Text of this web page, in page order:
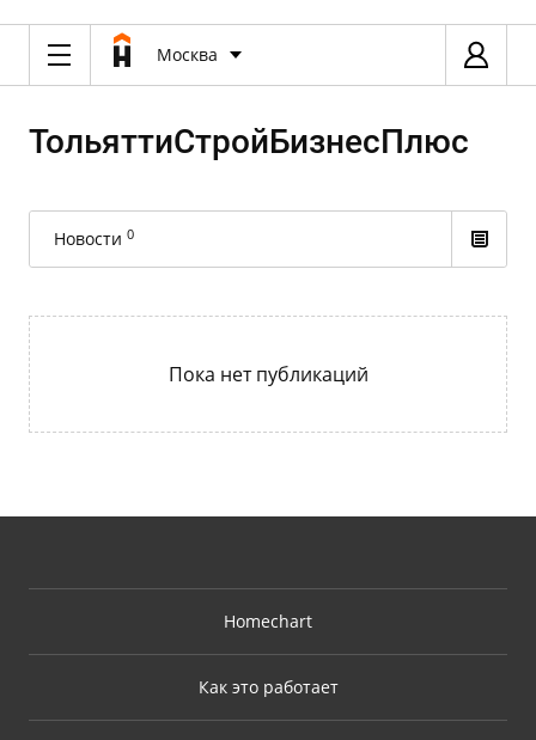
Москва
ТольяттиСтройБизнесПлюс
Новости 0
Пока нет публикаций
Homechart
Как это работает